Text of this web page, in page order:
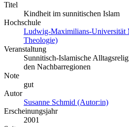
Titel
Kindheit im sunnitischen Islam
Hochschule
Ludwig-Maximilians-Universität
Theologie)
Veranstaltung
Sunnitisch-Islamische
den Nachbarregionen
Note
gut
Autor
Susanne Schmid (Autor:in)
Erscheinungsjahr
2001